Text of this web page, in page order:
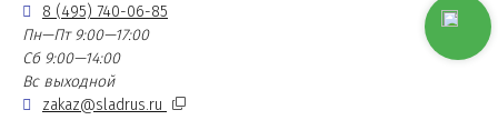
8 (495) 740-06-85
Пн—Пт 9:00—17:00
Сб 9:00—14:00
Вс выходной
zakaz@sladrus.ru